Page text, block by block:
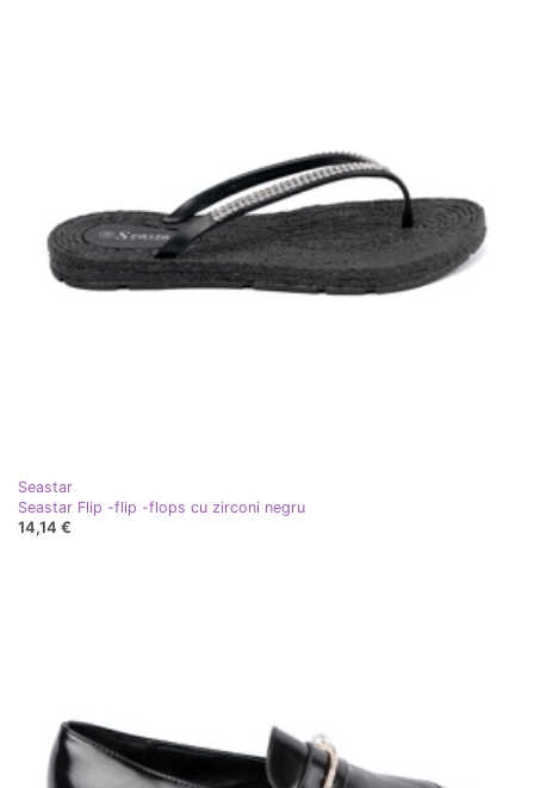
Seastar
Seastar Flip -flip -flops cu zirconi negru
14,14 €